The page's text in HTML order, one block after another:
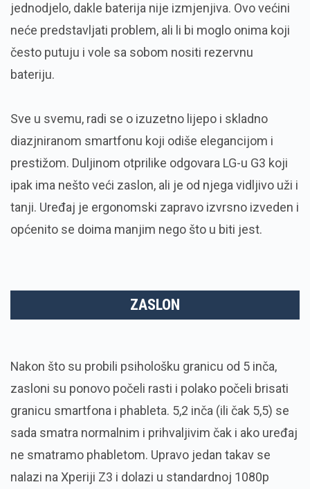
jednodjelo, dakle baterija nije izmjenjiva. Ovo većini
neće predstavljati problem, ali li bi moglo onima koji
često putuju i vole sa sobom nositi rezervnu
bateriju.
Sve u svemu, radi se o izuzetno lijepo i skladno
diazjniranom smartfonu koji odiše elegancijom i
prestižom. Duljinom otprilike odgovara LG-u G3 koji
ipak ima nešto veći zaslon, ali je od njega vidljivo uži i
tanji. Uređaj je ergonomski zapravo izvrsno izveden i
općenito se doima manjim nego što u biti jest.
ZASLON
Nakon što su probili psihološku granicu od 5 inča,
zasloni su ponovo počeli rasti i polako počeli brisati
granicu smartfona i phableta. 5,2 inča (ili čak 5,5) se
sada smatra normalnim i prihvaljivim čak i ako uređaj
ne smatramo phabletom. Upravo jedan takav se
nalazi na Xperiji Z3 i dolazi u standardnoj 1080p